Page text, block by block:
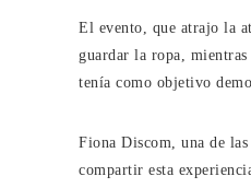
El evento, que atrajo la
guardar la ropa,
tenía como objetivo
Fiona Discom, una de
compartir esta